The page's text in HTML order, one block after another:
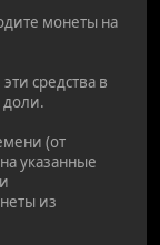
монеты на
средства в
доли.
(от
указанные
из